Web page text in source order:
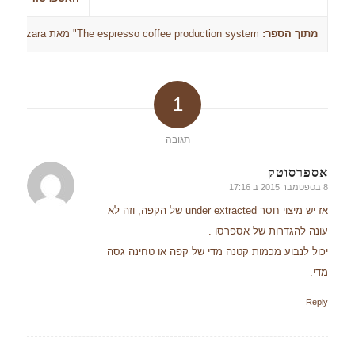
מתוך הספר: The espresso coffee production system" מאת Franco Bazzara
1
תגובה
אספרסוטק
אומר: 8 בספטמבר 2015 ב 17:16
אז יש מיצוי חסר under extracted של הקפה, וזה לא
עונה להגדרות של אספרסו .
יכול לנבוע מכמות קטנה מדי של קפה או טחינה גסה
מדי.
Reply